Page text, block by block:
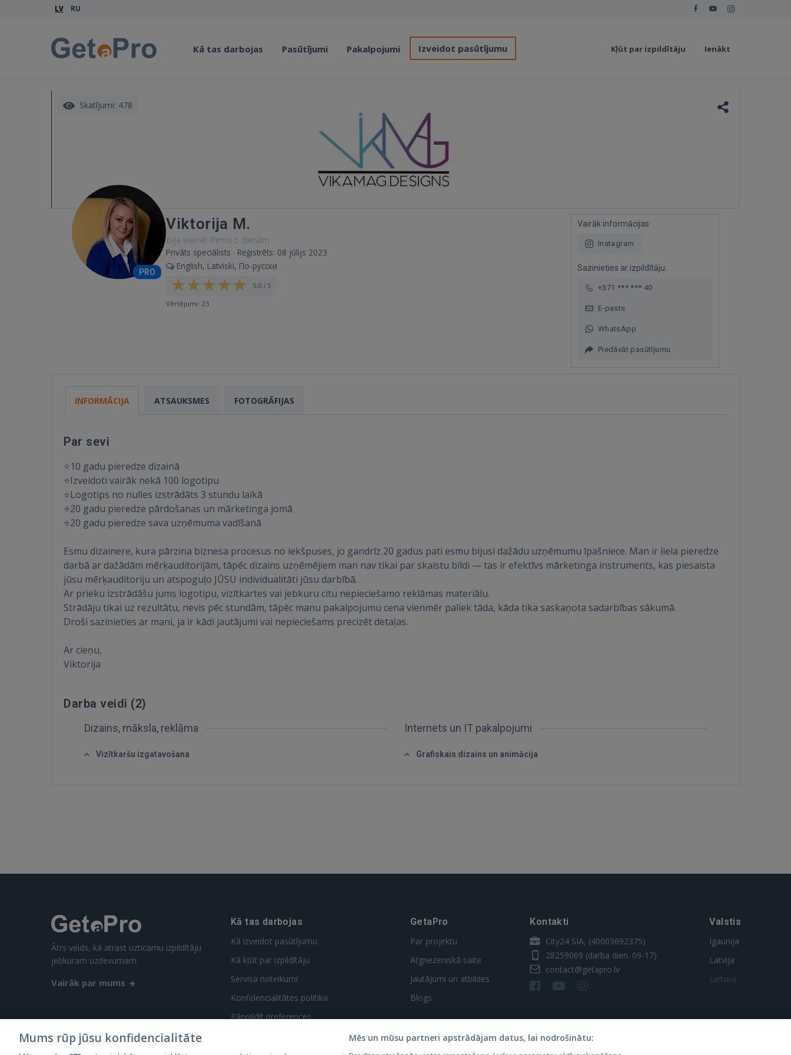
LV RU
Kā tas darbojas Pasūtījumi Pakalpojumi Izveidot pasūtījumu Kļūt par izpildītāju Ienākt
Aizmirsāt paroli?
FACEBOOK
REĢISTRĀCIJA
Skatījumi: 478
PRO
Viktorija M.
Bija vietnē: Pirms 5 dienām
Privāts speciālists · Reģistrēts: 08 jūlijs 2023
English, Latviski, По-русски
5,0 / 5
Vērtējumi: 23
Vairāk informācijas:
Instagram
Sazinieties ar izpildītāju:
+371 *** *** 40
E-pasts
WhatsApp
Piedāvāt pasūtījumu
INFORMĀCIJA ATSAUKSMES FOTOGRĀFIJAS
Par sevi
⭐10 gadu pieredze dizainā
⭐Izveidoti vairāk nekā 100 logotipu
⭐Logotips no nulles izstrādāts 3 stundu laikā
⭐20 gadu pieredze pārdošanas un mārketinga jomā
⭐20 gadu pieredze sava uzņēmuma vadīšanā
Esmu dizainere, kura pārzina biznesa procesus no iekšpuses, jo gandrīz 20 gadus pati esmu bijusi dažādu uzņēmumu īpašniece. Man ir liela pieredze
darbā ar dažādām mērķauditorijām, tāpēc dizains uzņēmējiem man nav tikai par skaistu bildi — tas ir efektīvs mārketinga instruments, kas piesaista
jūsu mērķauditoriju un atspoguļo JŪSU individualitāti jūsu darbībā.
Ar prieku izstrādāšu jums logotipu, vizītkartes vai jebkuru citu nepieciešamo reklāmas materiālu.
Strādāju tikai uz rezultātu, nevis pēc stundām, tāpēc manu pakalpojumu cena vienmēr paliek tāda, kāda tika saskaņota sadarbības sākumā.
Droši sazinieties ar mani, ja ir kādi jautājumi vai nepieciešams precizēt detaļas.
Ar cieņu,
Viktorija
Darba veidi (2)
Dizains, māksla, reklāma
Vizītkaršu izgatavošana
Internets un IT pakalpojumi
Grafiskais dizains un animācija
Ātrs veids, kā atrast uzticamu izpildītāju
jebkuram uzdevumam.
Vairāk par mums
Kā tas darbojas
Kā izveidot pasūtījumu
Kā kļūt par izpildītāju
Servisa noteikumi
Konfidencialitātes politika
Pārvaldīt preferences
GetaPro
Par projektu
Atgriezeniskā saite
Jautājumi un atbildes
Blogs
Kontakti
City24 SIA, (40003692375)
28259069 (darba dien. 09-17)
contact@getapro.lv
Valstis
Igaunija
Latvija
Lietuva
Mums rūp jūsu konfidencialitāte Mēs un mūsu partneri apstrādājam datus, lai nodrošinātu: